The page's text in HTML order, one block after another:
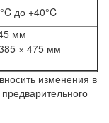
до +40°C
мм
× 475 мм
изменения в